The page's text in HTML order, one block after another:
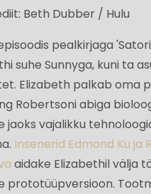
Beth Dubber / Hulu
pealkirjaga
suhe Sunnyga, kuni ta
Elizabeth palkab oma
Robertsoni abiga
jaoks vajalikku
Insenerid Edmond Ku ja
aidake Elizabethil välja
prototüüpversioon.